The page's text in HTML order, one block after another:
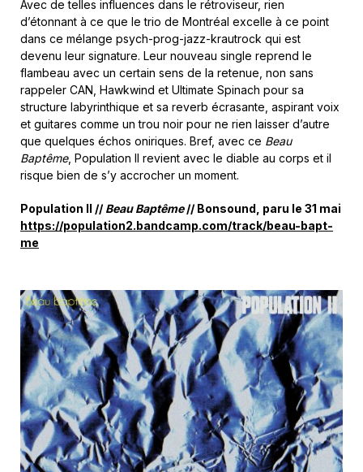
Avec de telles influences dans le rétroviseur, rien
d’étonnant à ce que le trio de Montréal excelle à ce point
dans ce mélange psych-prog-jazz-krautrock qui est
devenu leur signature. Leur nouveau single reprend le
flambeau avec un certain sens de la retenue, non sans
rappeler CAN, Hawkwind et Ultimate Spinach pour sa
structure labyrinthique et sa reverb écrasante, aspirant voix
et guitares comme un trou noir pour ne rien laisser d’autre
que quelques échos oniriques. Bref, avec ce Beau
Baptême, Population II revient avec le diable au corps et il
risque bien de s’y accrocher un moment.
Population II // Beau Baptême// Bonsound, paru le 31 mai
https://population2.bandcamp.com/track/beau-bapt-
me